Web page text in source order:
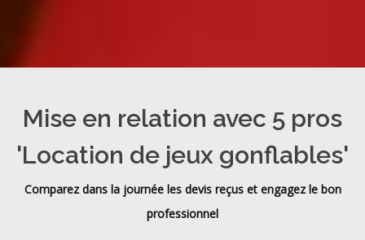
Mise en relation avec 5 pros
'Location de jeux gonflables'
Comparez dans la journée les devis reçus et engagez le bon
professionnel